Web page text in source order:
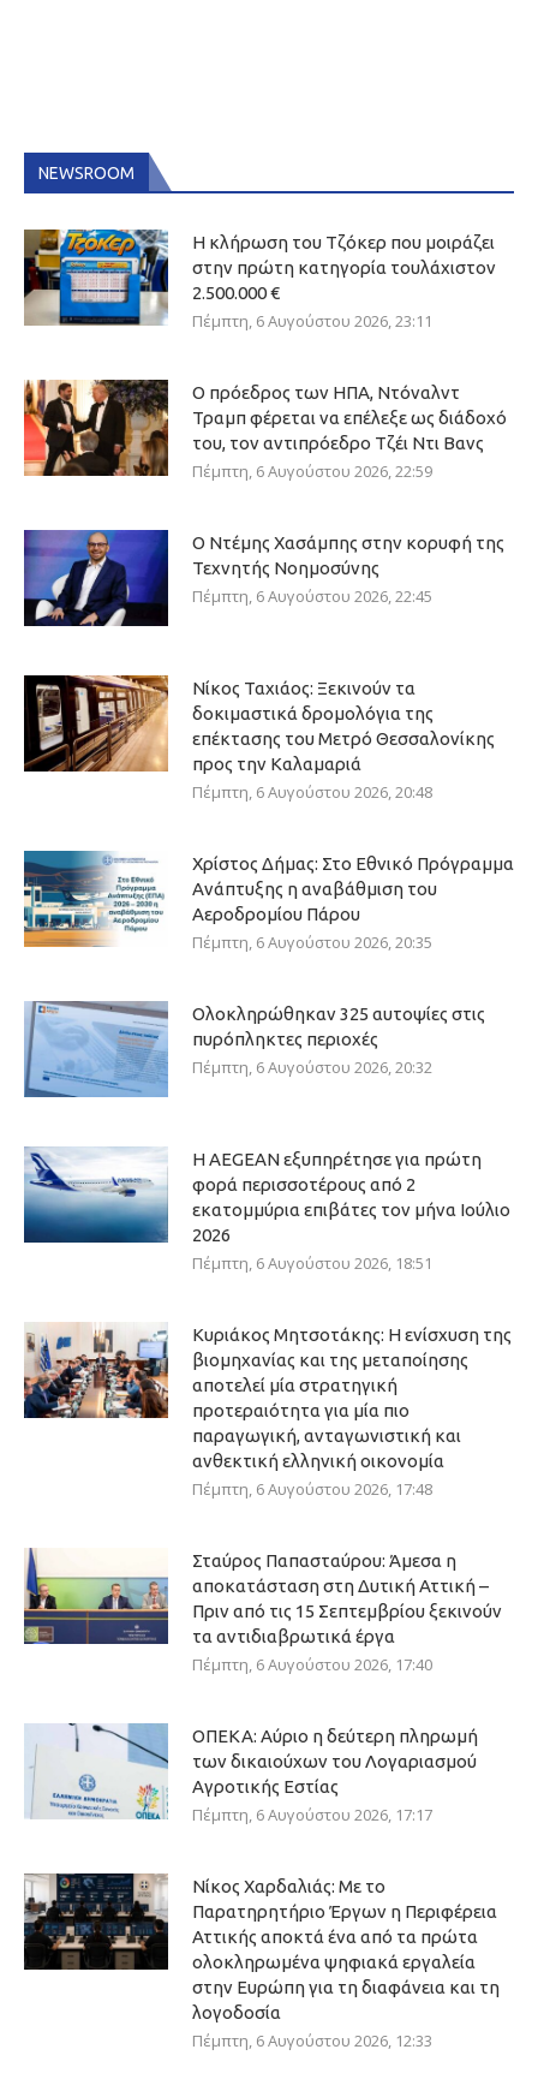
NEWSROOM
Η κλήρωση του Τζόκερ που μοιράζει
στην πρώτη κατηγορία τουλάχιστον
2.500.000 €
Πέμπτη, 6 Αυγούστου 2026, 23:11
Ο πρόεδρος των ΗΠΑ, Ντόναλντ
Τραμπ φέρεται να επέλεξε ως διάδοχό
του, τον αντιπρόεδρο Τζέι Ντι Βανς
Πέμπτη, 6 Αυγούστου 2026, 22:59
Ο Ντέμης Χασάμπης στην κορυφή της
Τεχνητής Νοημοσύνης
Πέμπτη, 6 Αυγούστου 2026, 22:45
Νίκος Ταχιάος: Ξεκινούν τα
δοκιμαστικά δρομολόγια της
επέκτασης του Μετρό Θεσσαλονίκης
προς την Καλαμαριά
Πέμπτη, 6 Αυγούστου 2026, 20:48
Χρίστος Δήμας: Στο Εθνικό Πρόγραμμα
Ανάπτυξης η αναβάθμιση του
Αεροδρομίου Πάρου
Πέμπτη, 6 Αυγούστου 2026, 20:35
Ολοκληρώθηκαν 325 αυτοψίες στις
πυρόπληκτες περιοχές
Πέμπτη, 6 Αυγούστου 2026, 20:32
Η AEGEAN εξυπηρέτησε για πρώτη
φορά περισσοτέρους από 2
εκατομμύρια επιβάτες τον μήνα Ιούλιο
2026
Πέμπτη, 6 Αυγούστου 2026, 18:51
Κυριάκος Μητσοτάκης: Η ενίσχυση της
βιομηχανίας και της μεταποίησης
αποτελεί μία στρατηγική
προτεραιότητα για μία πιο
παραγωγική, ανταγωνιστική και
ανθεκτική ελληνική οικονομία
Πέμπτη, 6 Αυγούστου 2026, 17:48
Σταύρος Παπασταύρου: Άμεσα η
αποκατάσταση στη Δυτική Αττική –
Πριν από τις 15 Σεπτεμβρίου ξεκινούν
τα αντιδιαβρωτικά έργα
Πέμπτη, 6 Αυγούστου 2026, 17:40
ΟΠΕΚΑ: Αύριο η δεύτερη πληρωμή
των δικαιούχων του Λογαριασμού
Αγροτικής Εστίας
Πέμπτη, 6 Αυγούστου 2026, 17:17
Νίκος Χαρδαλιάς: Με το
Παρατηρητήριο Έργων η Περιφέρεια
Αττικής αποκτά ένα από τα πρώτα
ολοκληρωμένα ψηφιακά εργαλεία
στην Ευρώπη για τη διαφάνεια και τη
λογοδοσία
Πέμπτη, 6 Αυγούστου 2026, 12:33